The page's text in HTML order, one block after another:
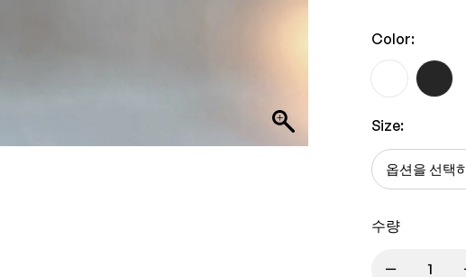
Color:
Size:
수량